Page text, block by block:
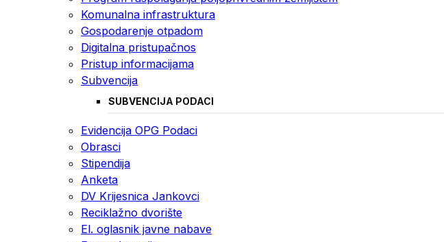
Komunalna infrastruktura
Gospodarenje otpadom
Digitalna pristupačnos
Pristup informacijama
Subvencija
SUBVENCIJA PODACI
Evidencija OPG Podaci
Obrasci
Stipendija
Anketa
DV Krijesnica Jankovci
Reciklažno dvorište
El. oglasnik javne nabave